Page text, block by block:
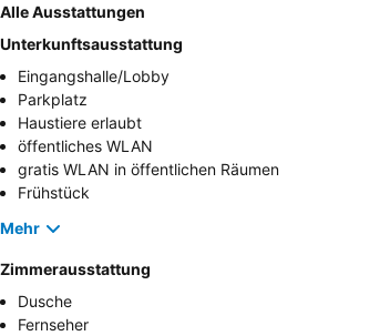
Alle Ausstattungen
Unterkunftsausstattung
Eingangshalle/Lobby
Parkplatz
Haustiere erlaubt
öffentliches WLAN
gratis WLAN in öffentlichen Räumen
Frühstück
Mehr
Zimmerausstattung
Dusche
Fernseher